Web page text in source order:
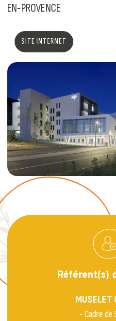
EN-PROVENCE
SITE INTERNET
Référent(s)
MUSELET
- Cadre de